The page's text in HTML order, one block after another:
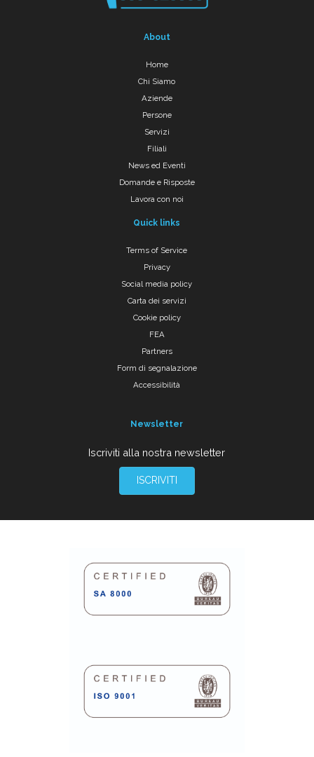
About
Home
Chi Siamo
Aziende
Persone
Servizi
Filiali
News ed Eventi
Domande e Risposte
Lavora con noi
Quick links
Terms of Service
Privacy
Social media policy
Carta dei servizi
Cookie policy
FEA
Partners
Form di segnalazione
Accessibilità
Newsletter
Iscriviti alla nostra newsletter
ISCRIVITI